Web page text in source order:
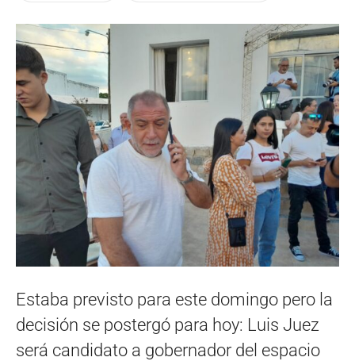
Estaba previsto para este domingo pero la
decisión se postergó para hoy: Luis Juez
será candidato a gobernador del espacio